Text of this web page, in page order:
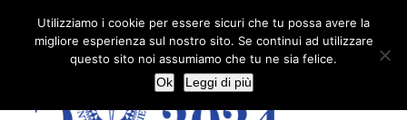
contenuto
Facebook
X YouTube
Utilizziamo i cookie per essere sicuri che tu possa avere la
migliore esperienza sul nostro sito. Se continui ad utilizzare
questo sito noi assumiamo che tu ne sia felice.
Ok
Leggi di più